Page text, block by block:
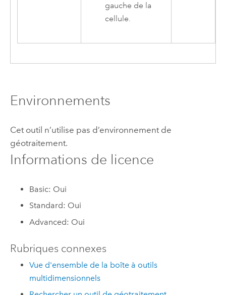
gauche de la
cellule.
Environnements
Cet outil n’utilise pas d’environnement de
géotraitement.
Informations de licence
Basic: Oui
Standard: Oui
Advanced: Oui
Rubriques connexes
Vue d'ensemble de la boîte à outils
multidimensionnels